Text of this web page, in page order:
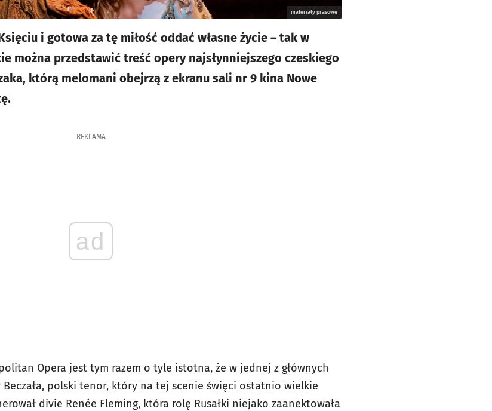
materiały prasowe
i gotowa za tę miłość oddać własne życie – tak w
można przedstawić treść opery najsłynniejszego czeskiego
którą melomani obejrzą z ekranu sali nr 9 kina Nowe
REKLAMA
ad
Opera jest tym razem o tyle istotna, że w jednej z głównych
polski tenor, który na tej scenie święci ostatnio wielkie
divie Renée Fleming, która rolę Rusałki niejako zaanektowała